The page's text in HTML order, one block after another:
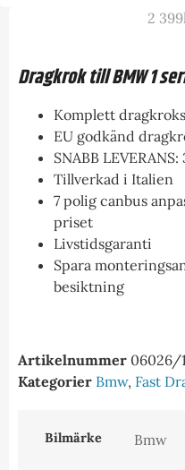
2 399
Dragkrok till BMW 1
Komplett
EU godkänd
SNABB
Tillverkad i Italien
7 polig canbus
priset
Livstidsgaranti
Spara
besiktning
Artikelnummer 06026/
Kategorier Bmw, Fast
Bilmärke